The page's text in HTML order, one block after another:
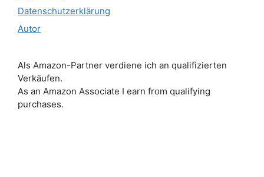
Datenschutzerklärung
Autor
Als Amazon-Partner verdiene ich an qualifizierten
Verkäufen.
As an Amazon Associate I earn from qualifying
purchases.